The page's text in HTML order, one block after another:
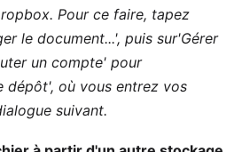
Pour ce faire, tapez
le document...', puis sur'Gérer
un compte' pour
dépôt', où vous entrez vos
suivant.